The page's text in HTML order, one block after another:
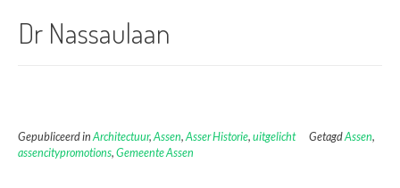
Dr Nassaulaan
Gepubliceerd in Architectuur, Assen, Asser Historie, uitgelicht GetagdAssen,
assencitypromotions, Gemeente Assen